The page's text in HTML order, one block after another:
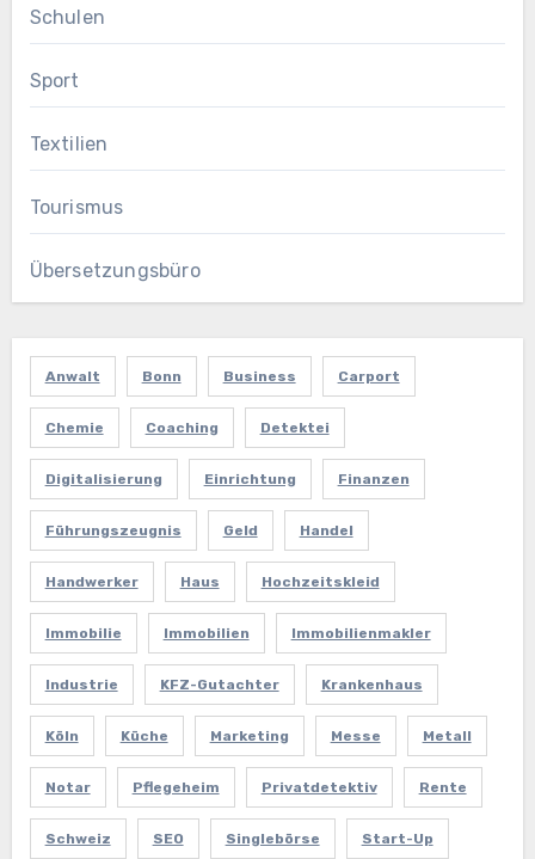
Schulen
Sport
Textilien
Tourismus
Übersetzungsbüro
Anwalt Bonn Business Carport
Chemie Coaching Detektei
Digitalisierung Einrichtung Finanzen
Führungszeugnis Geld Handel
Handwerker Haus Hochzeitskleid
Immobilie Immobilien Immobilienmakler
Industrie KFZ-Gutachter Krankenhaus
Köln Küche Marketing Messe Metall
Notar Pflegeheim Privatdetektiv Rente
Schweiz SEO Singlebörse Start-Up